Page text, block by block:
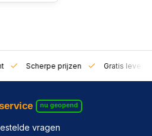
Scherpe prijzen Gratis
nu geopend
vragen